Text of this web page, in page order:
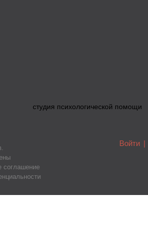
студия психологической помощи
соглашение
Войти